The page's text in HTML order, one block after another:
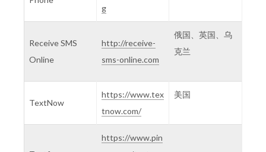
g
Receive SMS
Online
http://receive-
sms-online.com
俄国、英国、乌
克兰
TextNow
https://www.tex
tnow.com/
美国
https://www.pin